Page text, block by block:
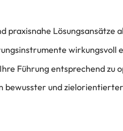
praxisnahe Lösungsansätze
wirkungsvoll
Führung entsprechend zu
bewusster und